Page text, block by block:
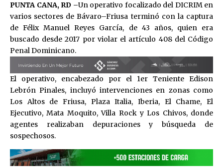
PUNTA CANA, RD –Un operativo focalizado del DICRIM en
varios sectores de Bávaro–Friusa terminó con la captura
de Félix Manuel Reyes García, de 43 años, quien era
buscado desde 2017 por violar el artículo 408 del Código
Penal Dominicano.
El operativo, encabezado por el 1er Teniente Edison
Lebrón Pinales, incluyó intervenciones en zonas como
Los Altos de Friusa, Plaza Italia, Iberia, El Chame, El
Ejecutivo, Mata Moquito, Villa Rock y Los Chivos, donde
agentes realizaban depuraciones y búsqueda de
sospechosos.